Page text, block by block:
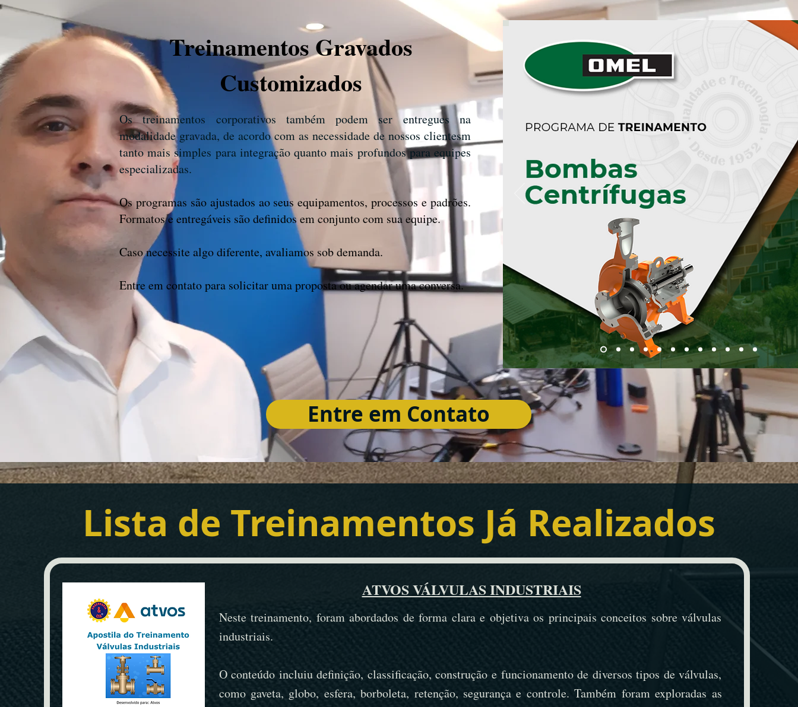
Treinamentos Gravados
Customizados
Os treinamentos corporativos também podem ser entregues na
modalidade gravada, de acordo com as necessidade de nossos clientesm
tanto mais simples para integração quanto mais profundos para equipes
especializadas.
Os programas são ajustados ao seus equipamentos, processos e padrões.
Formatos e entregáveis são definidos em conjunto com sua equipe.
Caso necessite algo diferente, avaliamos sob demanda.
Entre em contato para solicitar uma proposta ou agendar uma conversa.
Entre em Contato
Lista de Treinamentos Já Realizados
ATVOS VÁLVULAS INDUSTRIAIS
Neste treinamento, foram abordados de forma clara e objetiva os principais conceitos sobre válvulas
industriais.
O conteúdo incluiu definição, classificação, construção e funcionamento de diversos tipos de válvulas,
como gaveta, globo, esfera, borboleta, retenção, segurança e controle. Também foram exploradas as